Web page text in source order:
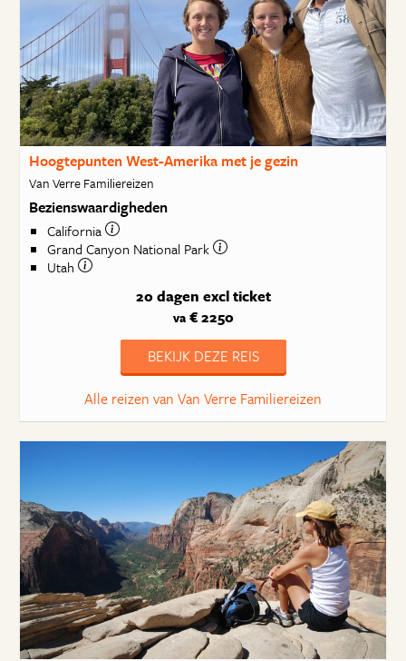
Hoogtepunten West-Amerika met je gezin
Van Verre Familiereizen
Bezienswaardigheden
California
Grand Canyon National Park
Utah
20 dagen excl ticket
va€ 2250
BEKIJK DEZE REIS
Alle reizen van Van Verre Familiereizen